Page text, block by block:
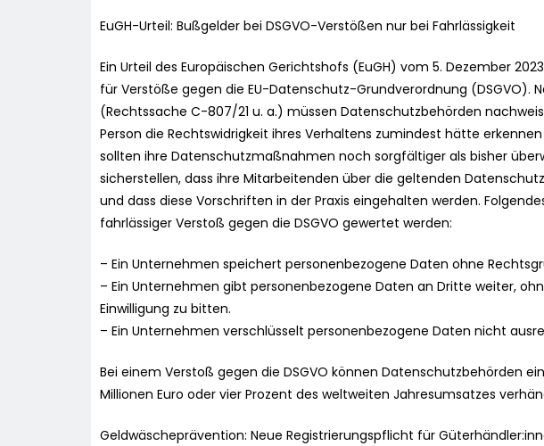
EuGH-Urteil: Bußgelder bei DSGVO-Verstößen nur bei Fahrlässigkeit
Ein Urteil des Europäischen Gerichtshofs (EuGH) vom 5. Dezember
für Verstöße gegen die EU-Datenschutz-Grundverordnung (DSGVO).
(Rechtssache C-807/21 u. a.) müssen Datenschutzbehörden
Person die Rechtswidrigkeit ihres Verhaltens zumindest hätte
sollten ihre Datenschutzmaßnahmen noch sorgfältiger als bisher
sicherstellen, dass ihre Mitarbeitenden über die geltenden
und dass diese Vorschriften in der Praxis eingehalten werden.
fahrlässiger Verstoß gegen die DSGVO gewertet werden:
– Ein Unternehmen speichert personenbezogene Daten ohne
– Ein Unternehmen gibt personenbezogene Daten an Dritte weiter,
Einwilligung zu bitten.
– Ein Unternehmen verschlüsselt personenbezogene Daten nicht
Bei einem Verstoß gegen die DSGVO können Datenschutzbehörden
Millionen Euro oder vier Prozent des weltweiten Jahresumsatzes
Geldwäscheprävention: Neue Registrierungspflicht für